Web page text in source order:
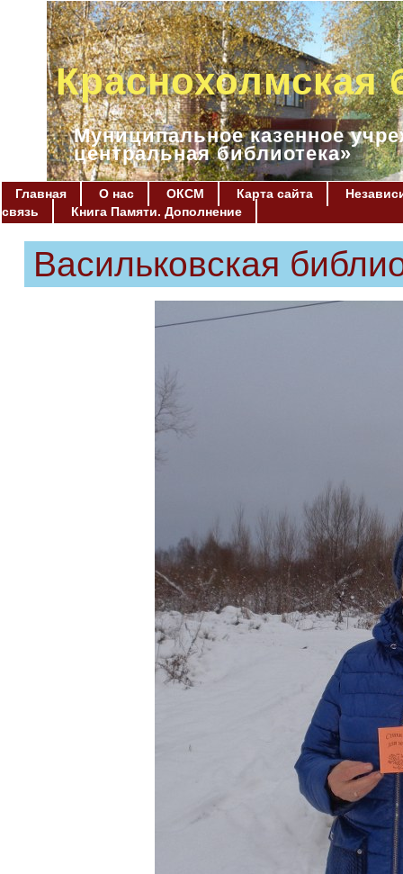
Краснохолмская
Муниципальное казенное
центральная библиотека»
Главная О нас ОКСМ Карта сайта
связь
Книга Памяти. Дополнение
Васильковская